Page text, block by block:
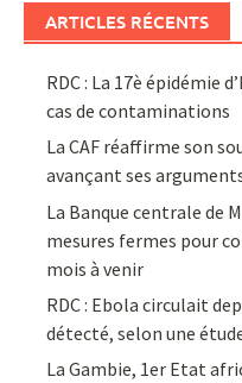
ARTICLES RÉCENTS
RDC : La 17è épidémie
cas de contaminations
La CAF réaffirme son
avançant ses
La Banque centrale de
mesures fermes pour
mois à venir
RDC : Ebola circulait
détecté, selon une
La Gambie, 1er Etat